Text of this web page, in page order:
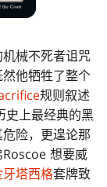
械不死者诅咒
他牺牲了整个
规则叙述
史上最经典的黑
险，更遑论那
想要威
牙塔西格套牌致